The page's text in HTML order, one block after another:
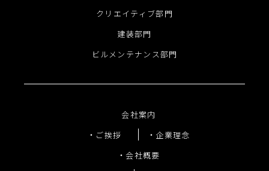
クリエイティブ部門
建装部門
ビルメンテナンス部門
会社案内
ご挨拶
企業理念
会社概要